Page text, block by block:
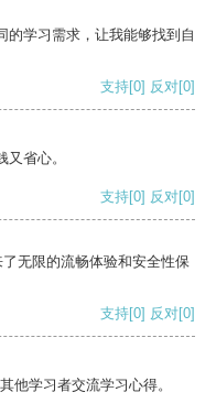
的学习需求，让我能够找到自
支持[0] 反对[0]
省心。
支持[0] 反对[0]
无限的流畅体验和安全性保
支持[0] 反对[0]
他学习者交流学习心得。